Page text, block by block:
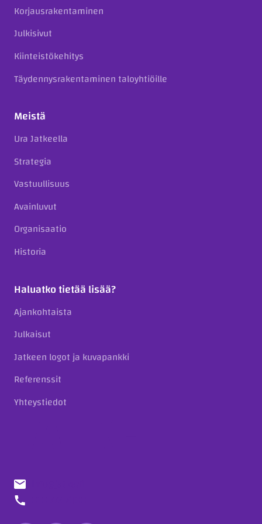
Korjausrakentaminen
Julkisivut
Kiinteistökehitys
Täydennysrakentaminen taloyhtiöille
Meistä
Ura Jatkeella
Strategia
Vastuullisuus
Avainluvut
Organisaatio
Historia
Haluatko tietää lisää?
Ajankohtaista
Julkaisut
Jatkeen logot ja kuvapankki
Referenssit
Yhteystiedot